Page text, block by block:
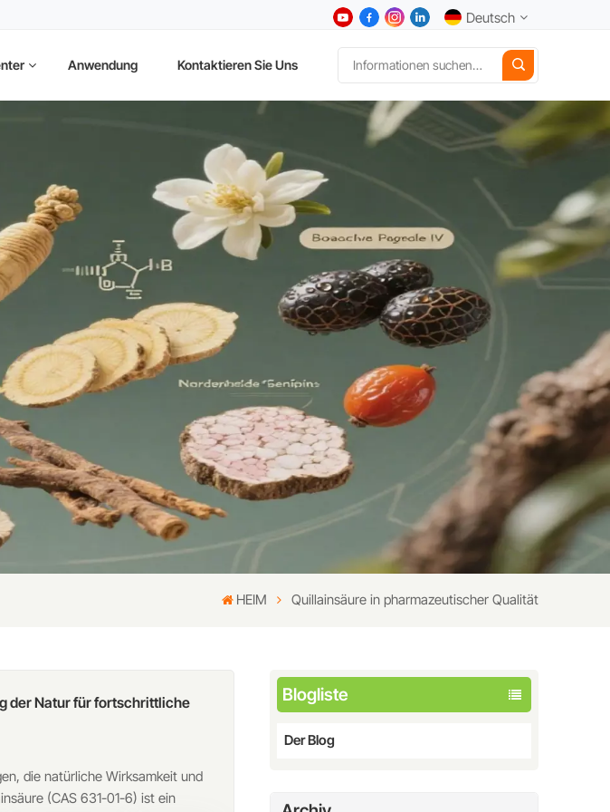
Deutsch
Español
日本語
한국어
Anwendung Kontaktieren Sie Uns
HEIM Quillainsäure in pharmazeutischer Qualität
Blogliste
Der Blog
der Natur für fortschrittliche
die natürliche Wirksamkeit und
(CAS 631-01-6) ist ein